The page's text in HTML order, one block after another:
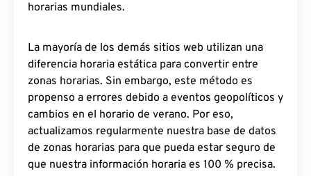
horarias mundiales.
La mayoría de los demás sitios web utilizan una
diferencia horaria estática para convertir entre
zonas horarias. Sin embargo, este método es
propenso a errores debido a eventos geopolíticos y
cambios en el horario de verano. Por eso,
actualizamos regularmente nuestra base de datos
de zonas horarias para que pueda estar seguro de
que nuestra información horaria es 100 % precisa.